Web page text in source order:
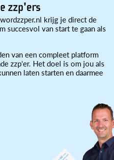
zzp'ers
krijg je direct de
succesvol van start te gaan als
van een compleet platform
zzp'er. Het doel is om jou als
laten starten en daarmee